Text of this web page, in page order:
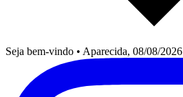
Seja bem-vindo • Aparecida, 08/08/2026